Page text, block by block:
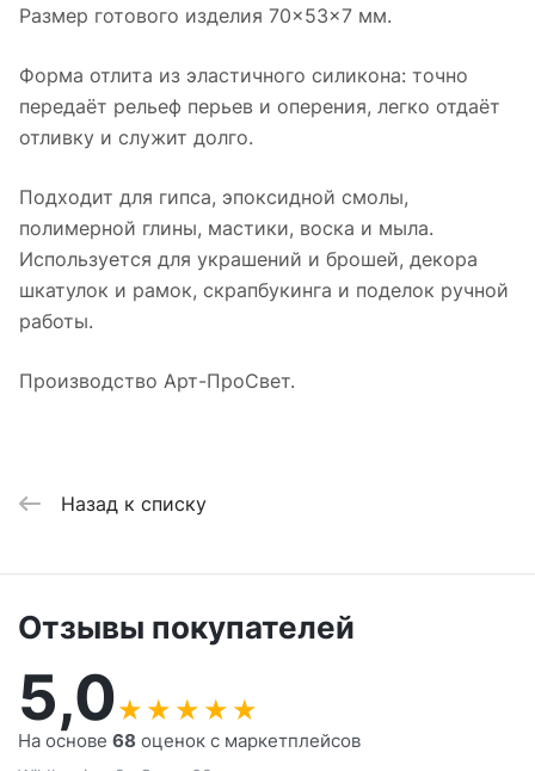
Размер готового изделия 70×53×7 мм.
Форма отлита из эластичного силикона: точно
передаёт рельеф перьев и оперения, легко отдаёт
отливку и служит долго.
Подходит для гипса, эпоксидной смолы,
полимерной глины, мастики, воска и мыла.
Используется для украшений и брошей, декора
шкатулок и рамок, скрапбукинга и поделок ручной
работы.
Производство Арт-ПроСвет.
Назад к списку
Отзывы покупателей
5,0★ ★ ★ ★ ★
На основе 68 оценок с маркетплейсов